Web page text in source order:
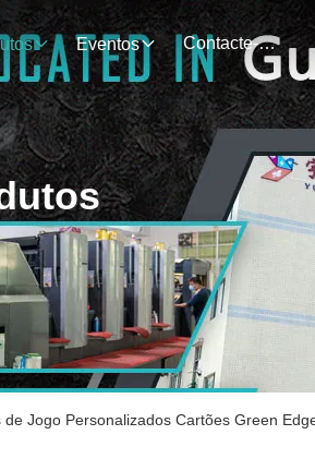
Eventos Contacte-Nos
Jogo Personalizados Cartões Green